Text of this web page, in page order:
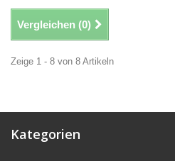
Vergleichen (0)
Zeige 1 - 8 von 8 Artikeln
Kategorien